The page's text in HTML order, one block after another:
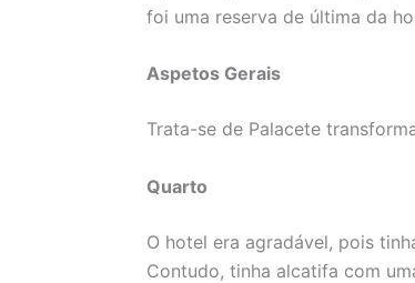
foi uma reserva de última da
Aspetos Gerais
Trata-se de Palacete
Quarto
O hotel era agradável, pois
Contudo, tinha alcatifa com